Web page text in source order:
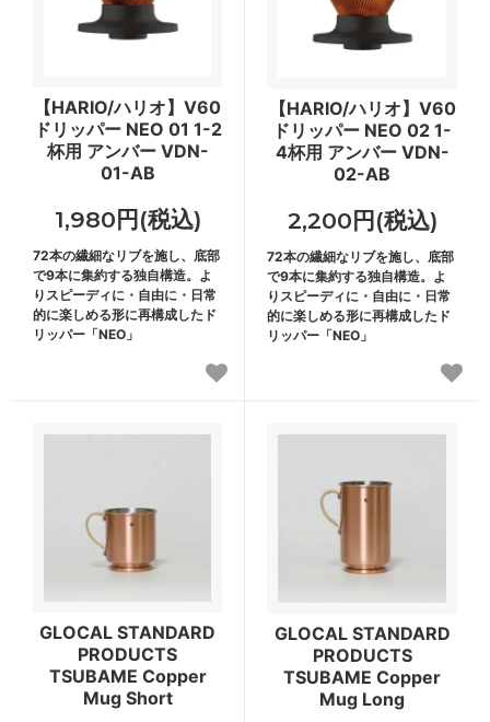
【HARIO/ハリオ】V60
ドリッパー NEO 01 1-2
杯用 アンバー VDN-
01-AB
1,980円(税込)
72本の繊細なリブを施し、底部
で9本に集約する独自構造。よ
りスピーディに・自由に・日常
的に楽しめる形に再構成したド
リッパー「NEO」
【HARIO/ハリオ】V60
ドリッパー NEO 02 1-
4杯用 アンバー VDN-
02-AB
2,200円(税込)
72本の繊細なリブを施し、底部
で9本に集約する独自構造。よ
りスピーディに・自由に・日常
的に楽しめる形に再構成したド
リッパー「NEO」
GLOCAL STANDARD
PRODUCTS
TSUBAME Copper
Mug Short
GLOCAL STANDARD
PRODUCTS
TSUBAME Copper
Mug Long